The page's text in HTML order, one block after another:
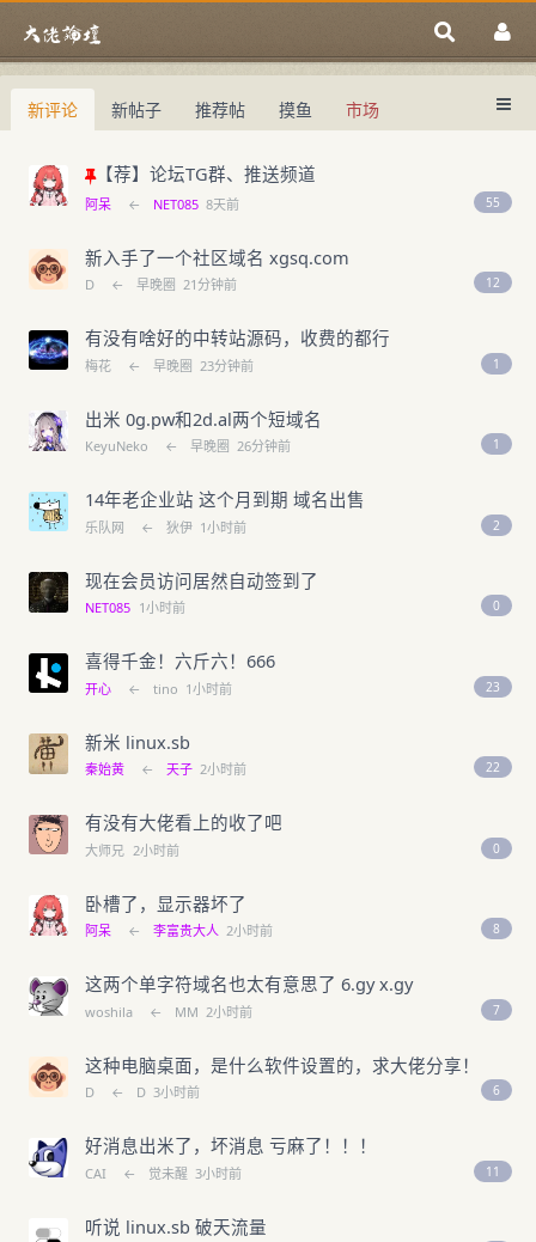
新评论 新帖子 推荐帖 摸鱼 市场
中国域名论坛
大佬论坛专注域名交易、域名投资、域名
中国域名论坛
【荐】论坛TG群、推送频道
阿呆 ← NET085 8天前 55
新入手了一个社区域名 xgsq.com
D ← 早晚圈 21分钟前 12
有没有啥好的中转站源码，收费的都行
梅花 ← 早晚圈 23分钟前 1
出米 0g.pw和2d.al两个短域名
KeyuNeko ← 早晚圈 26分钟前 1
14年老企业站 这个月到期 域名出售
乐队网 ← 狄伊 1小时前 2
现在会员访问居然自动签到了
NET085 1小时前 0
喜得千金！六斤六！666
开心 ← tino 1小时前 23
新米 linux.sb
秦始黄 ← 天子 2小时前 22
有没有大佬看上的收了吧
大师兄 2小时前 0
卧槽了，显示器坏了
阿呆 ← 李富贵大人 2小时前 8
这两个单字符域名也太有意思了 6.gy x.gy
woshila ← MM 2小时前 7
这种电脑桌面，是什么软件设置的，求大佬分享！
D ← D 3小时前 6
好消息出米了，坏消息 亏麻了！！！
CAI ← 觉未醒 3小时前 11
听说 linux.sb 破天流量